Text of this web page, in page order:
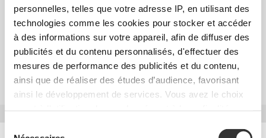
personnelles, telles que votre adresse IP, en utilisant des
technologies comme les cookies pour stocker et accéder
à des informations sur votre appareil, afin de diffuser des
publicités et du contenu personnalisés, d'effectuer des
mesures de performance des publicités et du contenu,
ainsi que de réaliser des études d’audience, favorisant
ainsi le développement de services. Vous avez le choix